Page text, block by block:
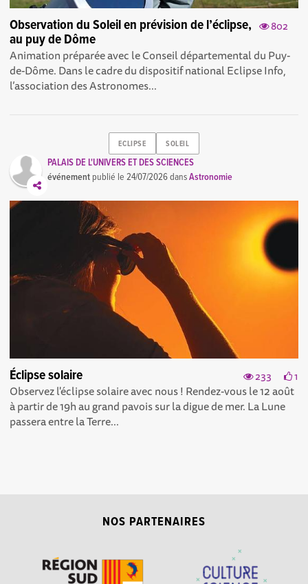
802
Observation du Soleil en prévision de l’éclipse,
au puy de Dôme
Animation préparée avec le Conseil départemental du Puy-
de-Dôme. Dans le cadre du dispositif national Eclipse Info,
l’association des Astronomes...
ECLIPSE SOLEIL
PALAIS DE L'UNIVERS ET DES SCIENCES
événement publié le24/07/2026dansAstronomie
233 1
Éclipse solaire
Observez l'éclipse solaire avec nous ! Rendez-vous le 12 août
à partir de 19h au grand pavois sur la digue de mer. La Lune
passera entre la Terre...
NOS PARTENAIRES